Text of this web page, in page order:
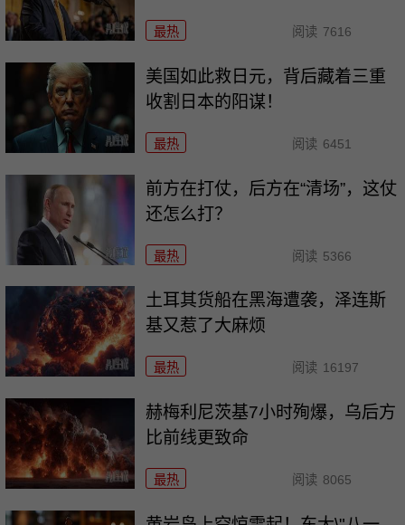
最热 阅读 7616
美国如此救日元，背后藏着三重
收割日本的阳谋！
最热 阅读 6451
前方在打仗，后方在“清场”，这仗
还怎么打？
最热 阅读 5366
土耳其货船在黑海遭袭，泽连斯
基又惹了大麻烦
最热 阅读 16197
赫梅利尼茨基7小时殉爆，乌后方
比前线更致命
最热 阅读 8065